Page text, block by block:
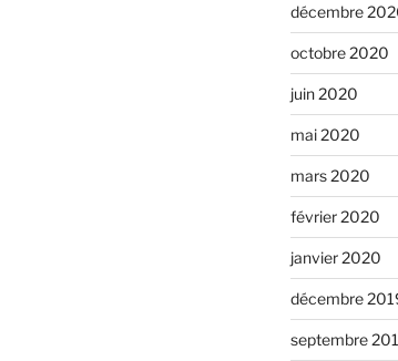
décembre
octobre 2020
juin 2020
mai 2020
mars 2020
février 2020
janvier 2020
décembre
septembre